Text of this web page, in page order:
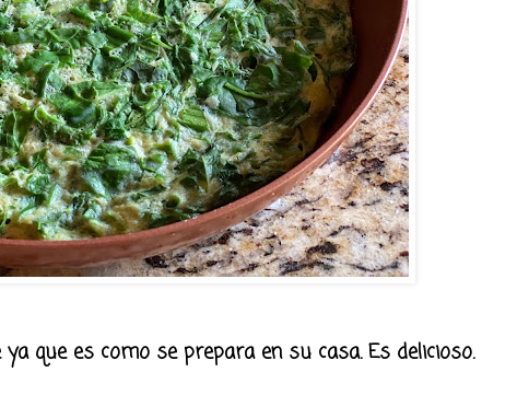
que es como se prepara en su casa. Es delicioso.